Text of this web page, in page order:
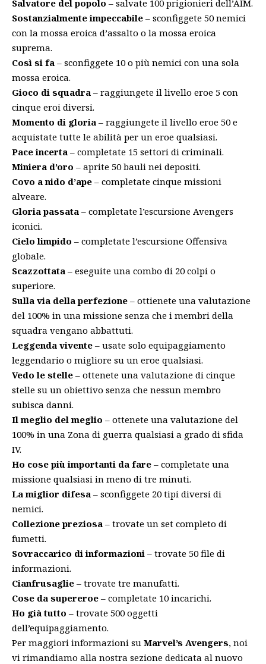
Salvatore del popolo – salvate 100 prigionieri dell’AIM.
Sostanzialmente impeccabile – sconfiggete 50 nemici
con la mossa eroica d’assalto o la mossa eroica
suprema.
Così si fa – sconfiggete 10 o più nemici con una sola
mossa eroica.
Gioco di squadra – raggiungete il livello eroe 5 con
cinque eroi diversi.
Momento di gloria – raggiungete il livello eroe 50 e
acquistate tutte le abilità per un eroe qualsiasi.
Pace incerta – completate 15 settori di criminali.
Miniera d’oro – aprite 50 bauli nei depositi.
Covo a nido d’ape – completate cinque missioni
alveare.
Gloria passata – completate l’escursione Avengers
iconici.
Cielo limpido – completate l’escursione Offensiva
globale.
Scazzottata – eseguite una combo di 20 colpi o
superiore.
Sulla via della perfezione – ottienete una valutazione
del 100% in una missione senza che i membri della
squadra vengano abbattuti.
Leggenda vivente – usate solo equipaggiamento
leggendario o migliore su un eroe qualsiasi.
Vedo le stelle – ottenete una valutazione di cinque
stelle su un obiettivo senza che nessun membro
subisca danni.
Il meglio del meglio – ottenete una valutazione del
100% in una Zona di guerra qualsiasi a grado di sfida
IV.
Ho cose più importanti da fare – completate una
missione qualsiasi in meno di tre minuti.
La miglior difesa – sconfiggete 20 tipi diversi di
nemici.
Collezione preziosa – trovate un set completo di
fumetti.
Sovraccarico di informazioni – trovate 50 file di
informazioni.
Cianfrusaglie – trovate tre manufatti.
Cose da supereroe – completate 10 incarichi.
Ho già tutto – trovate 500 oggetti
dell’equipaggiamento.
Per maggiori informazioni su Marvel’s Avengers, noi
vi rimandiamo alla nostra sezione dedicata al nuovo